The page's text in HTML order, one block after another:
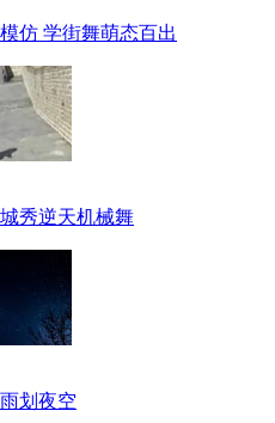
仿 学街舞萌态百出
秀逆天机械舞
划夜空